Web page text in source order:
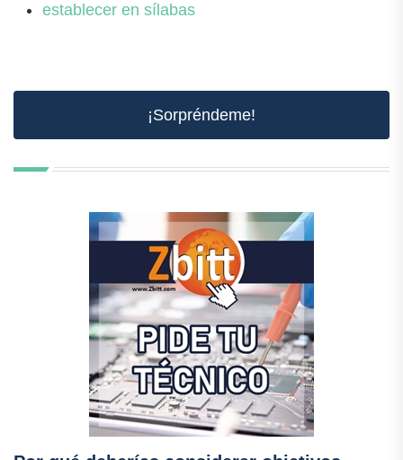
establecer en sílabas
¡Sorpréndeme!